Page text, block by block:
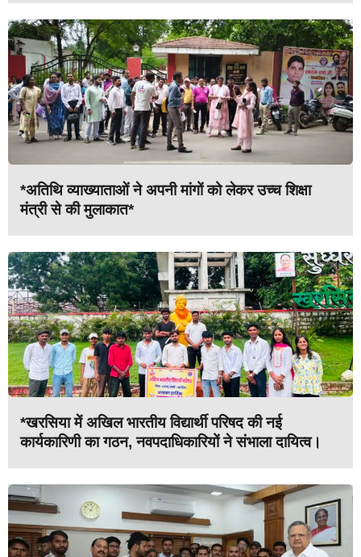
*अतिथि व्याख्याताओं ने अपनी मांगों को लेकर उच्च शिक्षा
मंत्री से की मुलाकात*
*खरसिया में अखिल भारतीय विद्यार्थी परिषद की नई
कार्यकारिणी का गठन, नवपदाधिकारियों ने संभाला दायित्व।